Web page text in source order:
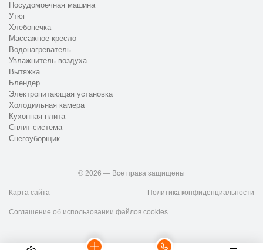
Посудомоечная машина
Утюг
Хлебопечка
Массажное кресло
Водонагреватель
Увлажнитель воздуха
Вытяжка
Блендер
Электропитающая установка
Холодильная камера
Кухонная плита
Сплит-система
Снегоуборщик
© 2026 — Все права защищены
Карта сайта Политика конфиденциальности
Соглашение об использовании файлов cookies